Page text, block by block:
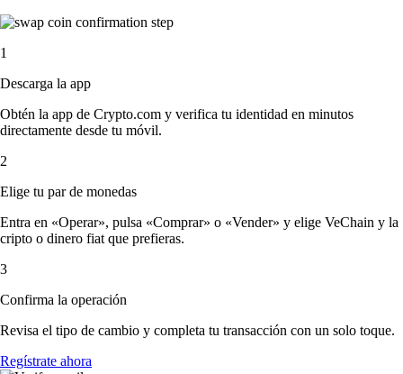
1
Descarga la app
Obtén la app de Crypto.com y verifica tu identidad en minutos
directamente desde tu móvil.
2
Elige tu par de monedas
Entra en «Operar», pulsa «Comprar» o «Vender» y elige VeChain y la
cripto o dinero fiat que prefieras.
3
Confirma la operación
Revisa el tipo de cambio y completa tu transacción con un solo toque.
Regístrate ahora